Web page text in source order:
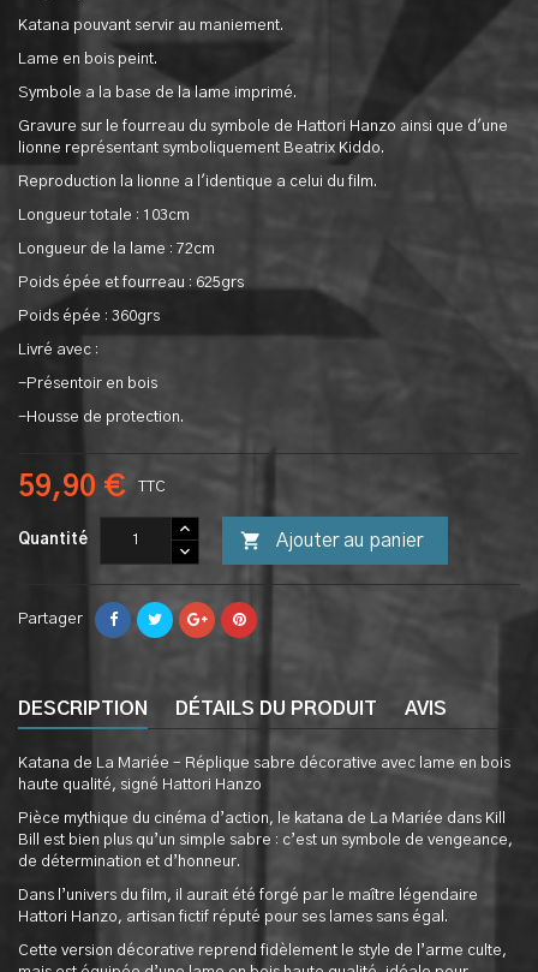
Katana pouvant servir au maniement.
Lame en bois peint.
Symbole a la base de la lame imprimé.
Gravure sur le fourreau du symbole de Hattori Hanzo ainsi que d'une
lionne représentant symboliquement Beatrix Kiddo.
Reproduction la lionne a l'identique a celui du film.
Longueur totale : 103cm
Longueur de la lame : 72cm
Poids épée et fourreau : 625grs
Poids épée : 360grs
Livré avec :
-Présentoir en bois
-Housse de protection.
59,90 € TTC
Quantité  Ajouter au panier
Partager
DESCRIPTION DÉTAILS DU PRODUIT AVIS
Katana de La Mariée – Réplique sabre décorative avec lame en bois
haute qualité, signé Hattori Hanzo
Pièce mythique du cinéma d’action, le katana de La Mariée dans Kill
Bill est bien plus qu’un simple sabre : c’est un symbole de vengeance,
de détermination et d’honneur.
Dans l’univers du film, il aurait été forgé par le maître légendaire
Hattori Hanzo, artisan fictif réputé pour ses lames sans égal.
Cette version décorative reprend fidèlement le style de l’arme culte,